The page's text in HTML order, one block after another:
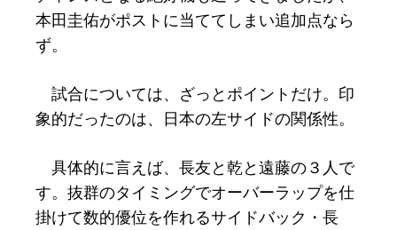
本田圭佑がポストに当ててしまい追加点なら
ず。
試合については、ざっとポイントだけ。印
象的だったのは、日本の左サイドの関係性。
具体的に言えば、長友と乾と遠藤の３人で
す。抜群のタイミングでオーバーラップを仕
掛けて数的優位を作れるサイドバック・長